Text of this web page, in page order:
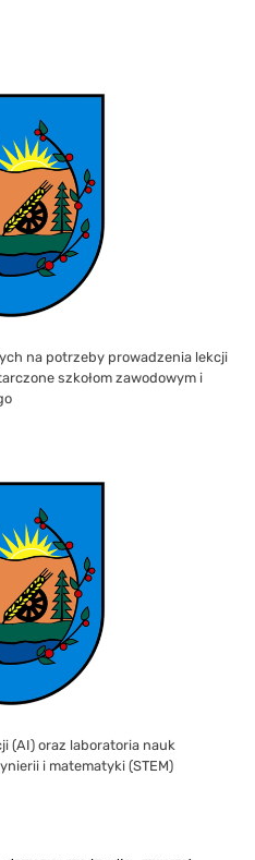
na potrzeby prowadzenia lekcji
szkołom zawodowym i
(AI) oraz laboratoria nauk
i matematyki (STEM)